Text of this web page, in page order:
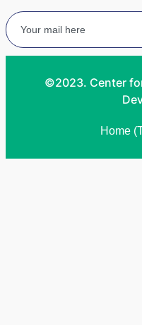
©2023. Center
Home